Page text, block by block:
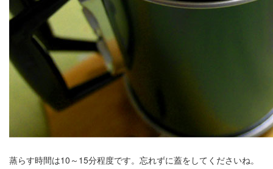
蒸らす時間は10～15分程度です。忘れずに蓋をしてくださいね。